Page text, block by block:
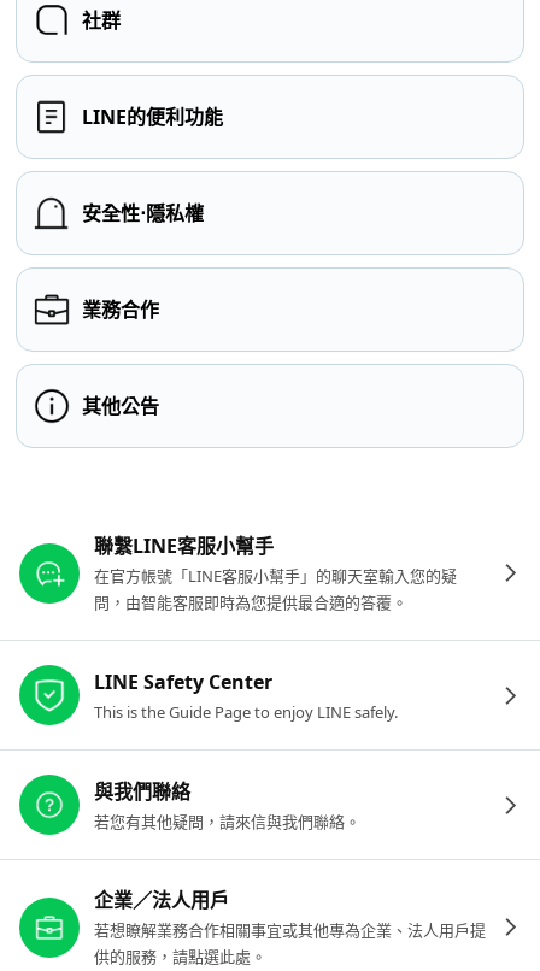
社群
LINE的便利功能
安全性⋅隱私權
業務合作
其他公告
聯繫LINE客服小幫手
在官方帳號「LINE客服小幫手」的聊天室輸入您的疑
問，由智能客服即時為您提供最合適的答覆。
LINE Safety Center
This is the Guide Page to enjoy LINE safely.
與我們聯絡
若您有其他疑問，請來信與我們聯絡。
企業／法人用戶
若想瞭解業務合作相關事宜或其他專為企業、法人用戶提
供的服務，請點選此處。